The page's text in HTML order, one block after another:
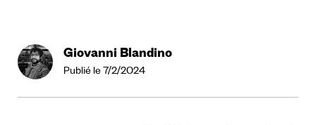
Giovanni Blandino
Publié le 7/2/2024